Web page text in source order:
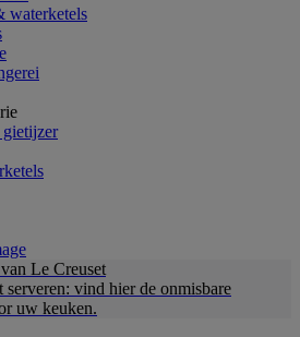
waterketels
gietijzer
Le Creuset
serveren: vind hier de onmisbare
uw keuken.